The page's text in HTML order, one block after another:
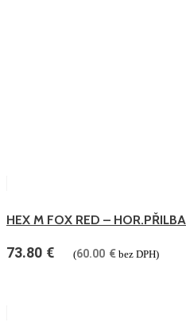
HEX M FOX RED – HOR.PŘILBA
73.80 € (60.00 € bez DPH)